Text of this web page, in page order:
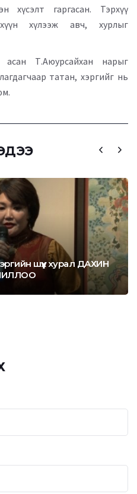
хүсэлт гаргасан. Тэрхүү
хүлээж авч, хурлыг
Т.Аюурсайхан нарыг
татан, хэргийг нь
шүүх хурал ДАХИН